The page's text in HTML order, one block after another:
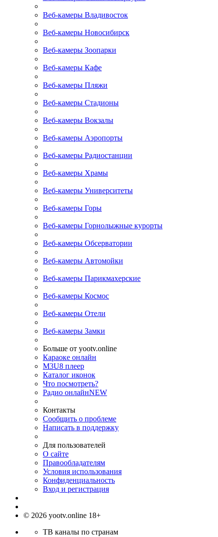
Веб-камеры Владивосток
Веб-камеры Новосибирск
Веб-камеры Зоопарки
Веб-камеры Кафе
Веб-камеры Пляжи
Веб-камеры Стадионы
Веб-камеры Вокзалы
Веб-камеры Аэропорты
Веб-камеры Радиостанции
Веб-камеры Храмы
Веб-камеры Университеты
Веб-камеры Горы
Веб-камеры Горнолыжные курорты
Веб-камеры Обсерватории
Веб-камеры Автомойки
Веб-камеры Парикмахерские
Веб-камеры Космос
Веб-камеры Отели
Веб-камеры Замки
Больше от yootv.online
Караоке онлайн
M3U8 плеер
Каталог иконок
Что посмотреть?
Радио онлайнNEW
Контакты
Сообщить о проблеме
Написать в поддержку
Для пользователей
О сайте
Правообладателям
Условия использования
Конфиденциальность
Вход и регистрация
© 2026 yootv.online 18+
ТВ каналы по странам